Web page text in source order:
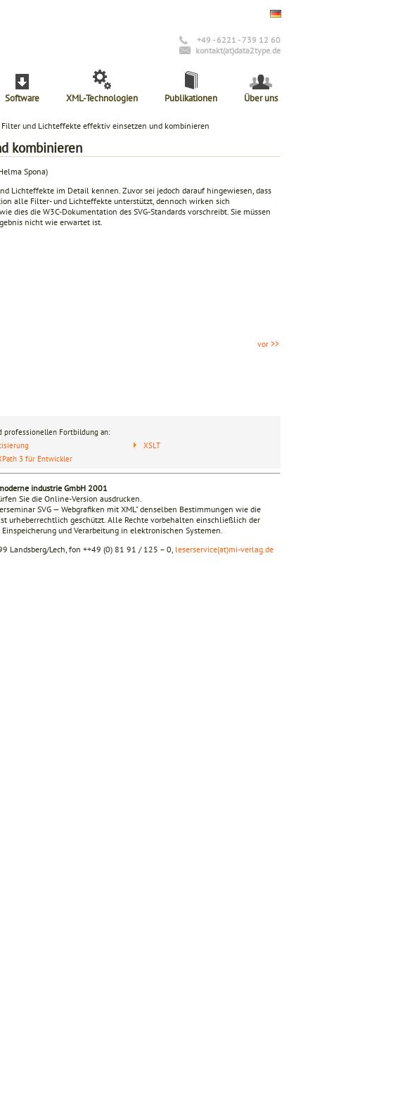
+49 - 6221 - 739 12 60
kontakt(at)data2type.de
Software XML-Technologien Publikationen Über uns
und Lichteffekte effektiv einsetzen und kombinieren
kombinieren
Spona)
Lichteffekte im Detail kennen. Zuvor sei jedoch darauf hingewiesen, dass
alle Filter- und Lichteffekte unterstützt, dennoch wirken sich
dies die W3C-Dokumentation des SVG-Standards vorschreibt. Sie müssen
nicht wie erwartet ist.
vor >>
Fortbildung an:
3 für Entwickler
XSLT
industrie GmbH 2001
Sie die Online-Version ausdrucken.
SVG — Webgrafiken mit XML" denselben Bestimmungen wie die
urheberrechtlich geschützt. Alle Rechte vorbehalten einschließlich der
und Verarbeitung in elektronischen Systemen.
Landsberg/Lech, fon ++49 (0) 81 91 / 125 – 0, leserservice(at)mi-verlag.de